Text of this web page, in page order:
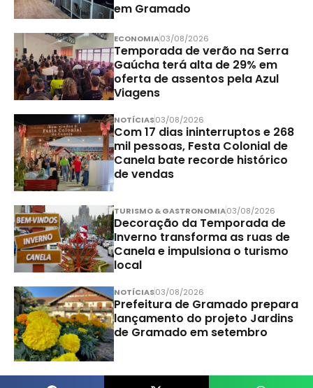
em Gramado
ECONOMIA03/08/2026
Temporada de verão na Serra
Gaúcha terá alta de 29% em
oferta de assentos pela Azul
Viagens
NOTÍCIAS03/08/2026
Com 17 dias ininterruptos e 268
mil pessoas, Festa Colonial de
Canela bate recorde histórico
de vendas
TURISMO & GASTRONOMIA03/08/2026
Decoração da Temporada de
Inverno transforma as ruas de
Canela e impulsiona o turismo
local
NOTÍCIAS03/08/2026
Prefeitura de Gramado prepara
lançamento do projeto Jardins
de Gramado em setembro